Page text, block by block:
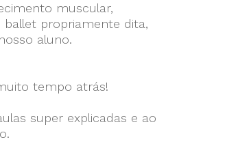
muscular,
propriamente dita,
aluno.
tempo atrás!
super explicadas e ao